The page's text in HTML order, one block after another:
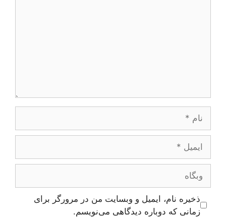
وبگاه
ذخیره نام، ایمیل و وبسایت من در مرورگر برای
زمانی که دوباره دیدگاهی می‌نویسم.